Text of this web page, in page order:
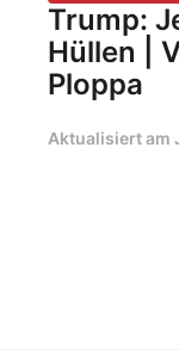
Trump:
Hüllen |
Ploppa
Aktualisiert am